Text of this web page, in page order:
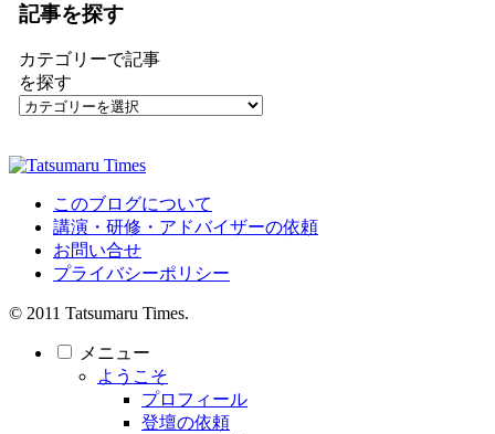
記事を探す
カテゴリーで記事
を探す
このブログについて
講演・研修・アドバイザーの依頼
お問い合せ
プライバシーポリシー
© 2011 Tatsumaru Times.
メニュー
ようこそ
プロフィール
登壇の依頼